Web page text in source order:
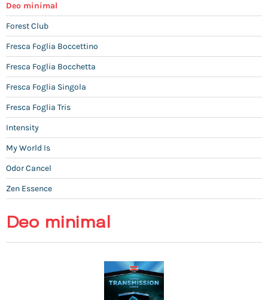
Deo minimal
Forest Club
Fresca Foglia Boccettino
Fresca Foglia Bocchetta
Fresca Foglia Singola
Fresca Foglia Tris
Intensity
My World Is
Odor Cancel
Zen Essence
Deo minimal